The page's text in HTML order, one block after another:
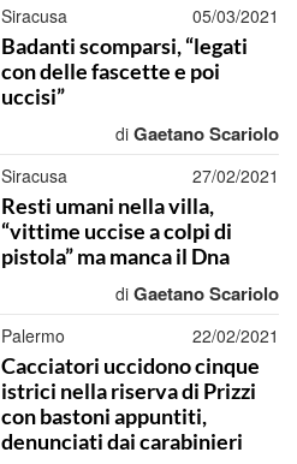
Siracusa 05/03/2021
Badanti scomparsi, “legati
con delle fascette e poi
uccisi”
di Gaetano Scariolo
Siracusa 27/02/2021
Resti umani nella villa,
“vittime uccise a colpi di
pistola” ma manca il Dna
di Gaetano Scariolo
Palermo 22/02/2021
Cacciatori uccidono cinque
istrici nella riserva di Prizzi
con bastoni appuntiti,
denunciati dai carabinieri